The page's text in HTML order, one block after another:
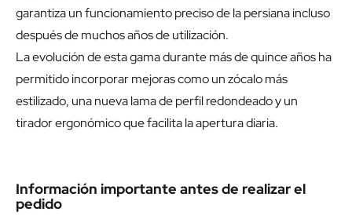
garantiza un funcionamiento preciso de la persiana incluso
después de muchos años de utilización.
La evolución de esta gama durante más de quince años ha
permitido incorporar mejoras como un zócalo más
estilizado, una nueva lama de perfil redondeado y un
tirador ergonómico que facilita la apertura diaria.
Información importante antes de realizar el
pedido